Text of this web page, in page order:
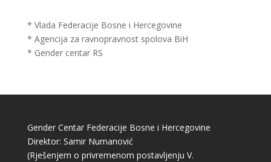
* Vlada Federacije Bosne i Hercegovine
* Agencija za ravnopravnost spolova BiH
* Gender centar RS
Gender Centar Federacije Bosne i Hercegovine
Direktor: Samir Numanović
(Rješenjem o privremenom postavljenju V.